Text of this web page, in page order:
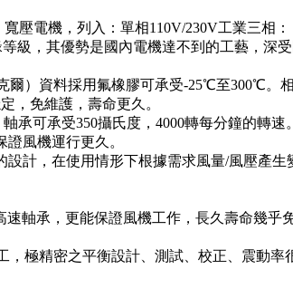
壓電機，列入：單相110V/230V工業三相：
級，其優勢是國內電機達不到的工藝，深
爾）資料採用氟橡膠可承受-25℃至300℃。
，免維護，壽命更久。
承可承受350攝氏度，4000轉每分鐘的轉速
風機運行更久。
計，在使用情形下根據需求風量/風壓產生
軸承，更能保證風機工作，長久壽命幾乎
，極精密之平衡設計、測試、校正、震動率